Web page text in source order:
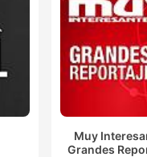
Muy
Grandes